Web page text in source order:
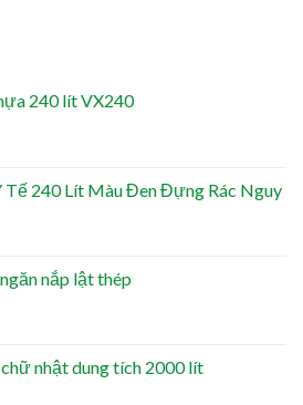
240 lít VX240
Tế 240 Lít Màu Đen Đựng Rác Nguy
nắp lật thép
nhật dung tích 2000 lít